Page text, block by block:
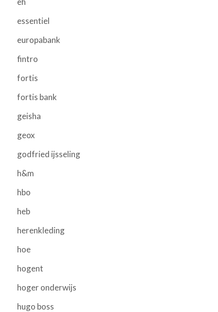
essentiel
europabank
fintro
fortis
fortis bank
geisha
geox
godfried ijsseling
h&m
hbo
heb
herenkleding
hoe
hogent
hoger onderwijs
hugo boss